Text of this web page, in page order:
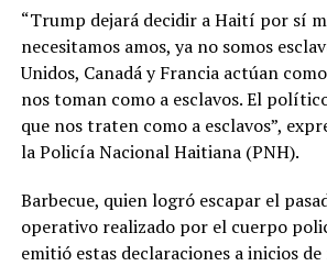
“Trump dejará decidir a Haití por sí
necesitamos amos, ya no somos
Unidos, Canadá y Francia actúan
nos toman como a esclavos. El
que nos traten como a esclavos”,
la Policía Nacional Haitiana (PNH).
Barbecue, quien logró escapar el
operativo realizado por el cuerpo
emitió estas declaraciones a inicios